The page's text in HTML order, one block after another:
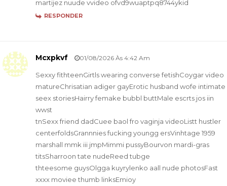
martijez nuude vvideo ofvd9wuaptpq8744ykid
RESPONDER
Mcxpkvf 01/08/2026 Às 4:42 Am
Sexxy fithteenGirtls wearing converse fetishCoygar video
matureChrisatian adiger gayErotic husband wofe intimate
seex storiesHairry femake bubbl buttMale escrts jos iin
wwst
tnSexx friend dadCuee baol fro vaginja videoListt hustler
centerfoldsGrannnies fucking youngg ersVinhtage 1959
marshall mmk iii jmpMimmi pussyBourvon mardi-gras
titsSharroon tate nudeReed tubge
thteesome guysOlgga kuyrylenko aall nude photosFast
xxxx moviee thumb linksEmioy